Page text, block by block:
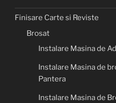
Finisare Carte si Reviste
Brosat
Instalare Masina de
Instalare Masina de
Pantera
Instalare Masina de